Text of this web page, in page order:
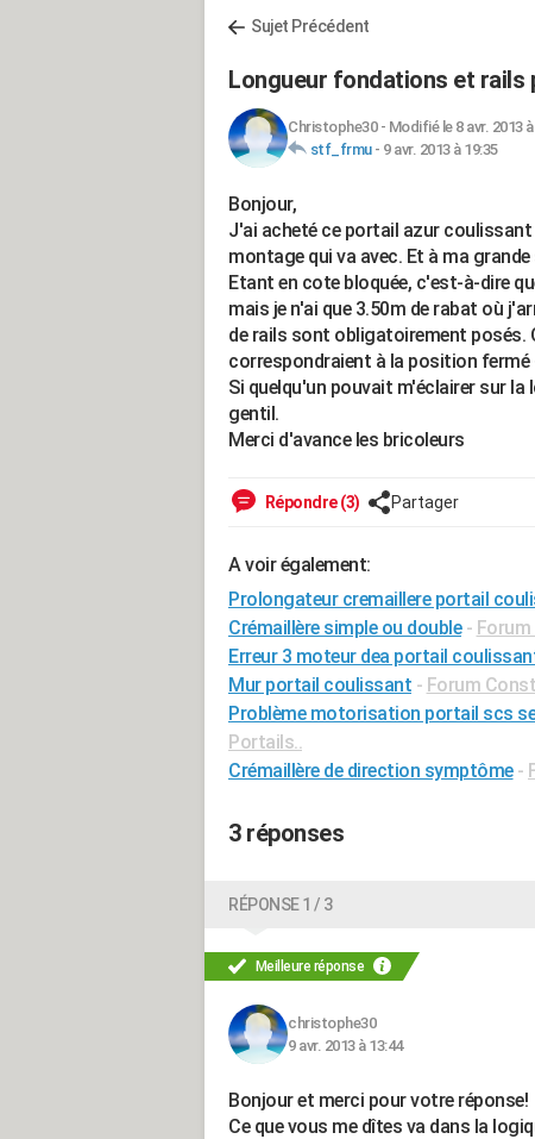
Sujet Précédent
Longueur fondations et rails
Christophe30- Modifié le 8 avr. 2013 à
stf_frmu- 9 avr. 2013 à 19:35
Bonjour,
J'ai acheté ce portail azur coulissant
montage qui va avec. Et à ma
Etant en cote bloquée, c'est-à-dire
mais je n'ai que 3.50m de rabat où
de rails sont obligatoirement posés.
correspondraient à la position
Si quelqu'un pouvait m'éclairer sur
gentil.
Merci d'avance les bricoleurs
Répondre (3) Partager
A voir également:
Prolongateur cremaillere portail
Crémaillère simple ou double -
Erreur 3 moteur dea portail
Mur portail coulissant - Forum
Problème motorisation portail scs
Portails..
Crémaillère de direction symptôme -
3 réponses
RÉPONSE 1 / 3
Meilleure réponse
christophe30
9 avr. 2013 à 13:44
Bonjour et merci pour votre réponse!
Ce que vous me dîtes va dans la